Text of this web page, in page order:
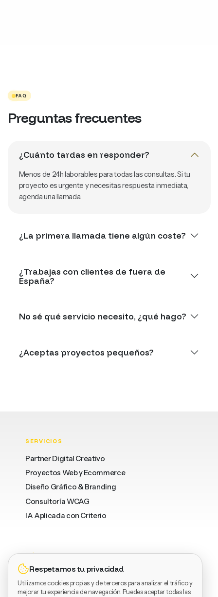
FAQ
Preguntas frecuentes
¿Cuánto tardas en responder?
Menos de 24h laborables para todas las consultas. Si tu
proyecto es urgente y necesitas respuesta inmediata,
agenda una llamada.
¿La primera llamada tiene algún coste?
¿Trabajas con clientes de fuera de
España?
No sé qué servicio necesito, ¿qué hago?
¿Aceptas proyectos pequeños?
SERVICIOS
Partner Digital Creativo
Proyectos Web y Ecommerce
Diseño Gráfico & Branding
Consultoría WCAG
IA Aplicada con Criterio
DÓNDE
Barcelona
Valencia
LEGAL
Privacidad
Términos
SOCIAL
Dribbble
Respetamos tu privacidad
Utilizamos cookies propias y de terceros para analizar el tráfico y
mejorar tu experiencia de navegación. Puedes aceptar todas las